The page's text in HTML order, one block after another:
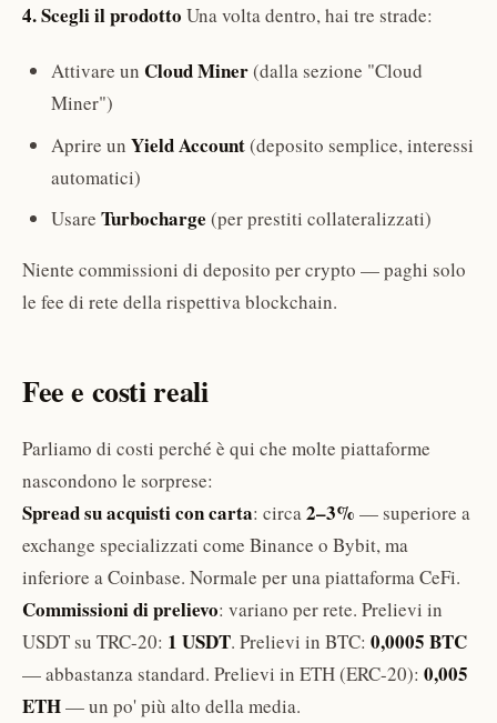
4. Scegli il prodotto Una volta dentro, hai tre strade:
Attivare un Cloud Miner(dalla sezione "Cloud
Miner")
Aprire un Yield Account(deposito semplice, interessi
automatici)
Usare Turbocharge (per prestiti collateralizzati)
Niente commissioni di deposito per crypto — paghi solo
le fee di rete della rispettiva blockchain.
Fee e costi reali
Parliamo di costi perché è qui che molte piattaforme
nascondono le sorprese:
Spread su acquisti con carta: circa2–3% — superiore a
exchange specializzati come Binance o Bybit, ma
inferiore a Coinbase. Normale per una piattaforma CeFi.
Commissioni di prelievo: variano per rete. Prelievi in
USDT su TRC-20: 1 USDT. Prelievi in BTC: 0,0005 BTC
— abbastanza standard. Prelievi in ETH (ERC-20): 0,005
ETH— un po' più alto della media.